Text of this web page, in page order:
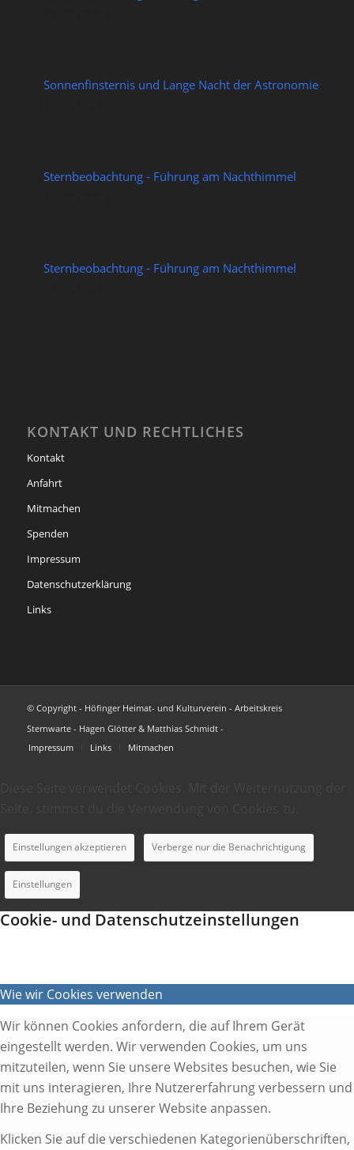
Sonnenfinsternis und Lange Nacht der Astronomie
Sternbeobachtung - Führung am Nachthimmel
Sternbeobachtung - Führung am Nachthimmel
KONTAKT UND RECHTLICHES
Kontakt
Anfahrt
Mitmachen
Spenden
Impressum
Datenschutzerklärung
Links
© Copyright - Höfinger Heimat- und Kulturverein - Arbeitskreis
Sternwarte - Hagen Glötter & Matthias Schmidt -
Impressum
Links Mitmachen
Einstellungen akzeptieren Verberge nur die Benachrichtigung
Einstellungen
Cookie- und Datenschutzeinstellungen
Wie wir Cookies verwenden
Wir können Cookies anfordern, die auf Ihrem Gerät
eingestellt werden. Wir verwenden Cookies, um uns
mitzuteilen, wenn Sie unsere Websites besuchen, wie Sie
mit uns interagieren, Ihre Nutzererfahrung verbessern und
Ihre Beziehung zu unserer Website anpassen.
Klicken Sie auf die verschiedenen Kategorienüberschriften,